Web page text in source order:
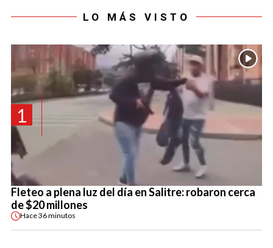
LO MÁS VISTO
1
Fleteo a plena luz del día en Salitre: robaron cerca
de $20 millones
Hace36 minutos